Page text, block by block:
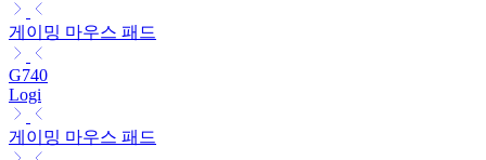
게이밍 마우스 패드
G740
Logi
게이밍 마우스 패드